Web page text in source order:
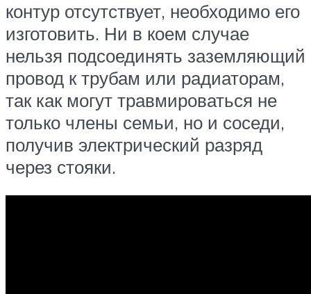
контур отсутствует, необходимо его
изготовить. Ни в коем случае
нельзя подсоединять заземляющий
провод к трубам или радиаторам,
так как могут травмироваться не
только члены семьи, но и соседи,
получив электрический разряд
через стояки.